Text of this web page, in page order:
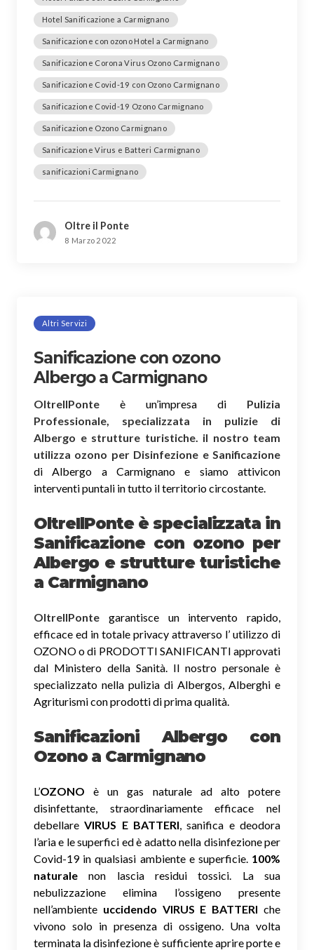
Hotel Sanificazione a Carmignano
Sanificazione con ozono Hotel a Carmignano
Sanificazione Corona Virus Ozono Carmignano
Sanificazione Covid-19 con Ozono Carmignano
Sanificazione Covid-19 Ozono Carmignano
Sanificazione Ozono Carmignano
Sanificazione Virus e Batteri Carmignano
sanificazioni Carmignano
Oltre il Ponte
8 Marzo 2022
Altri Servizi
Sanificazione con ozono
Albergo a Carmignano
OltreIlPonte è un’impresa di Pulizia
Professionale, specializzata in pulizie di
Albergo e strutture turistiche. il nostro team
utilizza ozono per Disinfezione e Sanificazione
di Albergo a Carmignano e siamo attivicon
interventi puntali in tutto il territorio circostante.
OltreIlPonte è specializzata in
Sanificazione con ozono per
Albergo e strutture turistiche
a Carmignano
OltreIlPonte garantisce un intervento rapido,
efficace ed in totale privacy attraverso l’ utilizzo di
OZONO o di PRODOTTI SANIFICANTI approvati
dal Ministero della Sanità. Il nostro personale è
specializzato nella pulizia di Albergos, Alberghi e
Agriturismi con prodotti di prima qualità.
Sanificazioni Albergo con
Ozonoa Carmignano
L’OZONO è un gas naturale ad alto potere
disinfettante, straordinariamente efficace nel
debellareVIRUS E BATTERI, sanifica e deodora
l’aria e le superfici ed è adatto nella disinfezione per
Covid-19 in qualsiasi ambiente e superficie. 100%
naturale non lascia residui tossici. La sua
nebulizzazione elimina l’ossigeno presente
nell’ambiente uccidendo VIRUS E BATTERI che
vivono solo in presenza di ossigeno. Una volta
terminata la disinfezione è sufficiente aprire porte e